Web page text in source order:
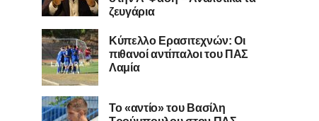
ζευγάρια
Κύπελλο Ερασιτεχνών: Οι
πιθανοί αντίπαλοι του ΠΑΣ
Λαμία
Το «αντίο» του Βασίλη